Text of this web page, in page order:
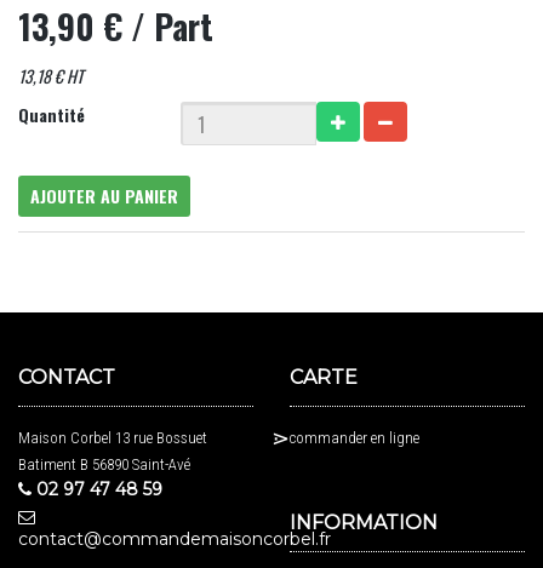
13,90 €/ Part
13,18 € HT
Quantité
AJOUTER AU PANIER
CONTACT
Maison Corbel 13 rue Bossuet
Batiment B 56890 Saint-Avé
02 97 47 48 59
contact@commandemaisoncorbel.fr
CARTE
commander en ligne
INFORMATION